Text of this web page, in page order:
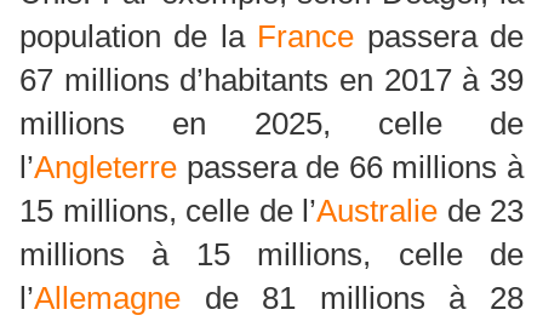
population de la France passera de
67 millions d’habitants en 2017 à 39
millions en 2025, celle de
l’Angleterre passera de 66 millions à
15 millions, celle de l’Australie de 23
millions à 15 millions, celle de
l’Allemagne de 81 millions à 28